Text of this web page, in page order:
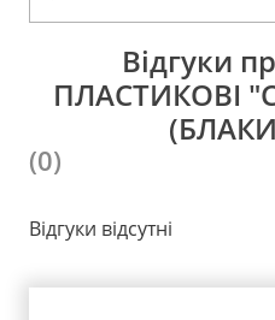
Відгуки
ПЛАСТИКОВІ
(0)
Відгуки відсутні